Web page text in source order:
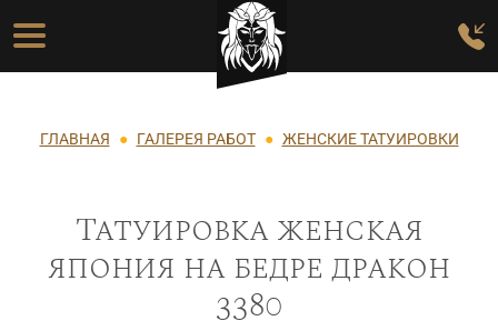
Перейти к основному содержанию
Основная навигация
Строка навигации
ГЛАВНАЯ ГАЛЕРЕЯ РАБОТ ЖЕНСКИЕ ТАТУИРОВКИ
Татуировка женская
япония на бедре дракон
3380